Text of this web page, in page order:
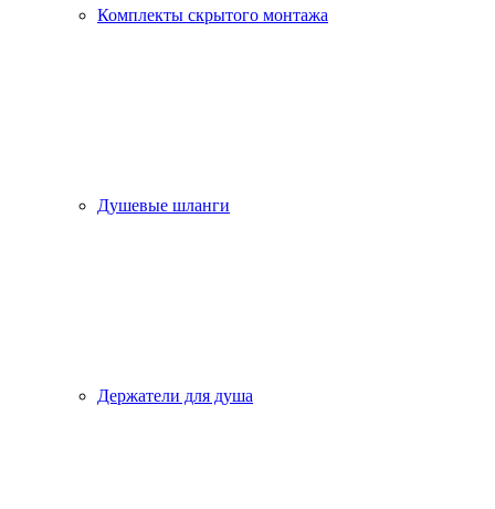
Комплекты скрытого монтажа
Душевые шланги
Держатели для душа